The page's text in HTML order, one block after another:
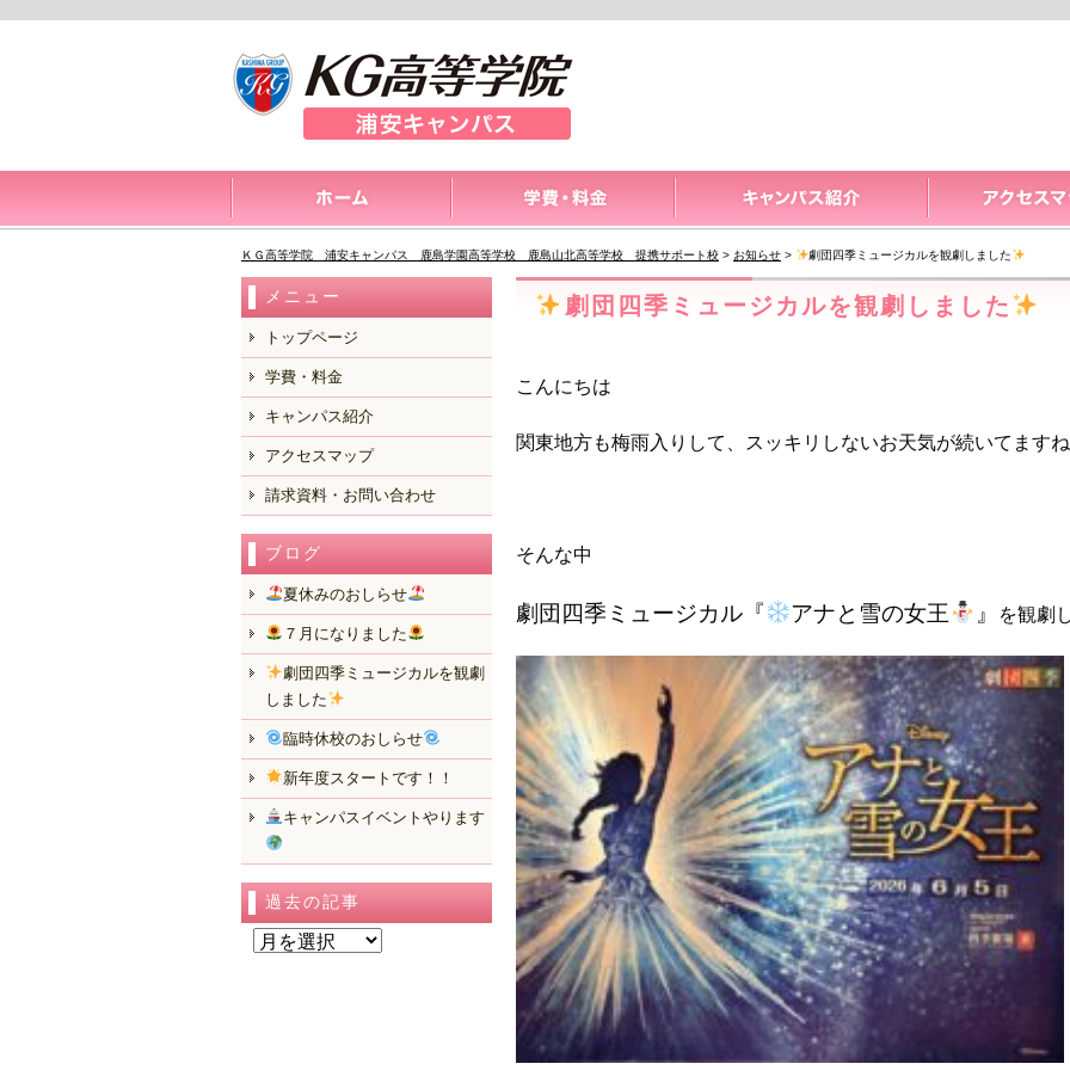
ＫＧ高等学院 浦安キャンパス 鹿島学園高等学校 鹿島山北高等学校 提携サポート校 > お知らせ > 劇団四季ミュージカルを観劇しました
劇団四季ミュージカルを観劇しました
こんにちは
関東地方も梅雨入りして、スッキリしないお天気が続いてますね
そんな中
劇団四季ミュージカル『 アナと雪の女王 』 を観劇
メニュー
トップページ
学費・料金
キャンパス紹介
アクセスマップ
請求資料・お問い合わせ
ブログ
夏休みのおしらせ
７月になりました
劇団四季ミュージカルを観劇
しました
臨時休校のおしらせ
新年度スタートです！！
キャンパスイベントやります
過去の記事